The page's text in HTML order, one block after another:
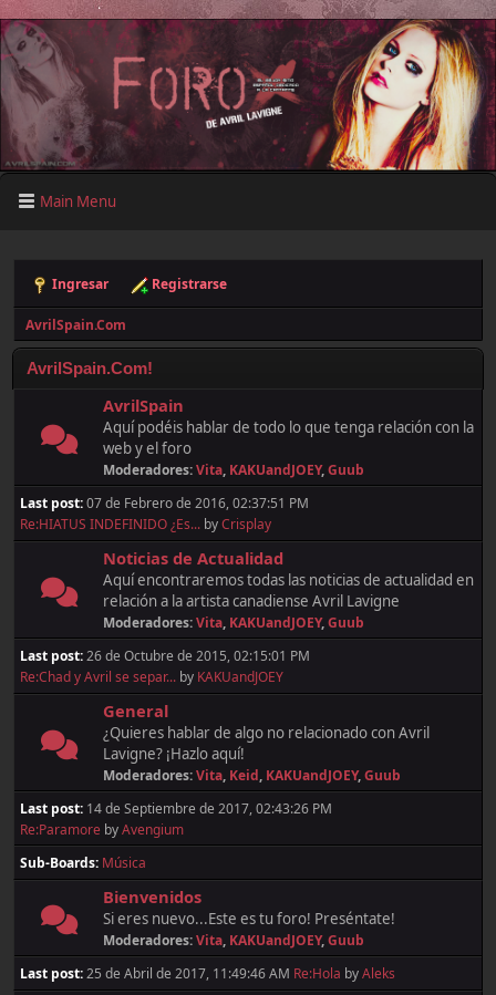
Main Menu
Ingresar Registrarse
AvrilSpain.Com
AvrilSpain.Com!
AvrilSpain
Aquí podéis hablar de todo lo que tenga relación con la
web y el foro
Moderadores:Vita, KAKUandJOEY,Guub
Last post:07 de Febrero de 2016, 02:37:51 PM
Re:HIATUS INDEFINIDO ¿Es... byCrisplay
Noticias de Actualidad
Aquí encontraremos todas las noticias de actualidad en
relación a la artista canadiense Avril Lavigne
Moderadores:Vita, KAKUandJOEY,Guub
Last post:26 de Octubre de 2015, 02:15:01 PM
Re:Chad y Avril se separ... by KAKUandJOEY
General
¿Quieres hablar de algo no relacionado con Avril
Lavigne? ¡Hazlo aquí!
Moderadores:Vita, Keid, KAKUandJOEY,Guub
Last post: 14 de Septiembre de 2017, 02:43:26 PM
Re:Paramore byAvengium
Sub-Boards Música
Bienvenidos
Si eres nuevo...Este es tu foro! Preséntate!
Moderadores:Vita, KAKUandJOEY,Guub
Last post:25 de Abril de 2017, 11:49:46 AM Re:Hola byAleks